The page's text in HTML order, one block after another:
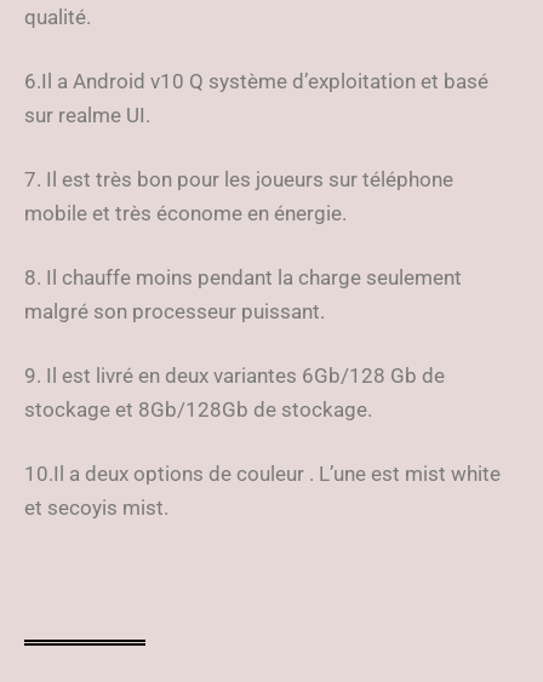
qualité.
6.Il a Android v10 Q système d’exploitation et basé
sur realme UI.
7. Il est très bon pour les joueurs sur téléphone
mobile et très économe en énergie.
8. Il chauffe moins pendant la charge seulement
malgré son processeur puissant.
9. Il est livré en deux variantes 6Gb/128 Gb de
stockage et 8Gb/128Gb de stockage.
10.Il a deux options de couleur . L’une est mist white
et secoyis mist.